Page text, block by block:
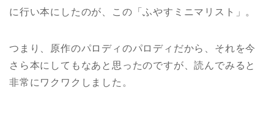
に行い本にしたのが、この「ふやすミニマリスト」。
つまり、原作のパロディのパロディだから、それを今
さら本にしてもなあと思ったのですが、読んでみると
非常にワクワクしました。